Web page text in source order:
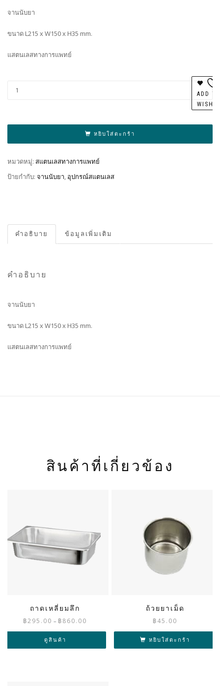
จานนับยา
ขนาด L215 x W150 x H35 mm.
แสตนเลสทางการแพทย์
หยิบใส่ตะกร้า
ADD
หมวดหมู่: สแตนเลสทางการแพทย์
ป้ายกำกับ: จานนับยา อุปกรณ์สแตนเลส
คำอธิบาย ข้อมูลเพิ่มเติม
คำอธิบาย
จานนับยา
ขนาด L215 x W150 x H35 mm.
แสตนเลสทางการแพทย์
สินค้าที่เกี่ยวข้อง
ถาดเหลี่ยมลึก
฿295.00 – ฿860.00
range:
through
ดูสินค้า
ถ้วยยาเม็ด
฿45.00
หยิบใส่ตะกร้า